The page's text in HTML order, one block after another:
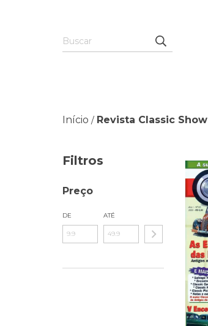
Início / Revista Classic Show
Filtros
Preço
DE ATÉ